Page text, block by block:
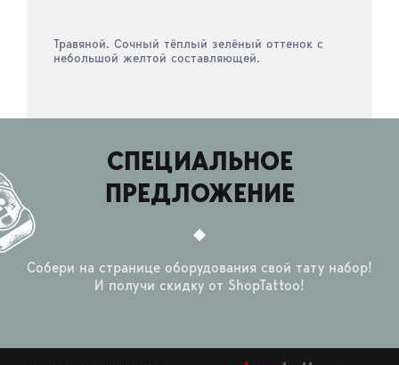
Травяной. Сочный тёплый зелёный оттенок с
небольшой желтой составляющей.
СПЕЦИАЛЬНОЕ
ПРЕДЛОЖЕНИЕ
Собери на странице оборудования свой тату набор!
И получи скидку от ShopTattoo!